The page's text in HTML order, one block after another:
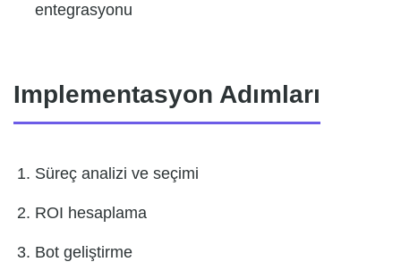
entegrasyonu
Implementasyon Adımları
Süreç analizi ve seçimi
ROI hesaplama
Bot geliştirme